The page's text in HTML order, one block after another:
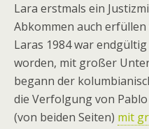
Lara erstmals ein
Abkommen auch
Laras 1984 war
worden, mit großer
begann der
die Verfolgung von
(von beiden Seiten) mit